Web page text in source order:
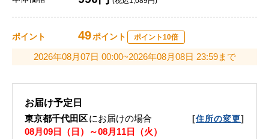
ポイント 49ポイント ポイント10倍
2026年08月07日 00:00~2026年08月08日 23:59まで
お届け予定日
東京都千代田区にお届けの場合 [住所の変更]
08月09日（日）～08月11日（火）